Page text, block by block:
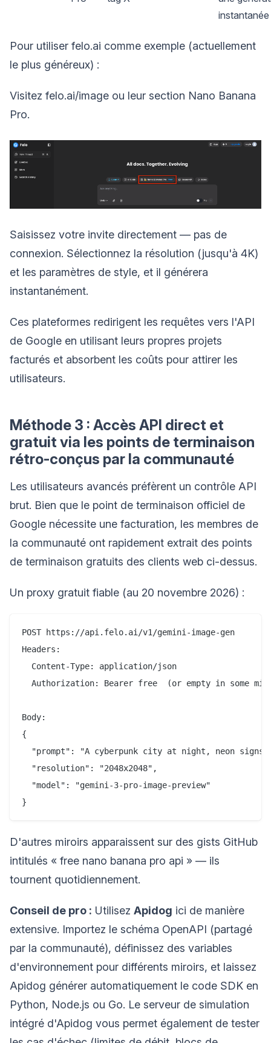
instantanée
Pour utiliser felo.ai comme exemple (actuellement
le plus généreux) :
Visitez felo.ai/image ou leur section Nano Banana
Pro.
Saisissez votre invite directement — pas de
connexion. Sélectionnez la résolution (jusqu'à 4K)
et les paramètres de style, et il générera
instantanément.
Ces plateformes redirigent les requêtes vers l'API
de Google en utilisant leurs propres projets
facturés et absorbent les coûts pour attirer les
utilisateurs.
Méthode 3 : Accès API direct et
gratuit via les points de terminaison
rétro-conçus par la communauté
Les utilisateurs avancés préfèrent un contrôle API
brut. Bien que le point de terminaison officiel de
Google nécessite une facturation, les membres de
la communauté ont rapidement extrait des points
de terminaison gratuits des clients web ci-dessus.
Un proxy gratuit fiable (au 20 novembre 2026) :
POST https://api.felo.ai/v1/gemini-image-gen
Headers:
  Content-Type: application/json
Authorization: Bearer free  (or empty in some
Body:
{
"prompt": "A cyberpunk city at night, neon signs
  "resolution": "2048x2048",
  "model": "gemini-3-pro-image-preview"
D'autres miroirs apparaissent sur des gists GitHub
intitulés « free nano banana pro api » — ils
tournent quotidiennement.
Conseil de pro : Utilisez Apidog ici de manière
extensive. Importez le schéma OpenAPI (partagé
par la communauté), définissez des variables
d'environnement pour différents miroirs, et laissez
Apidog générer automatiquement le code SDK en
Python, Node.js ou Go. Le serveur de simulation
intégré d'Apidog vous permet également de tester